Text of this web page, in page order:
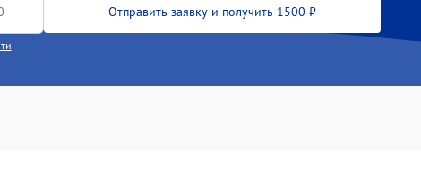
Отправить заявку и получить 1500 ₽